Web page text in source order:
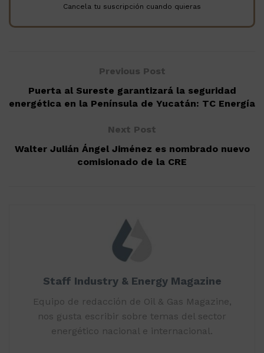
Cancela tu suscripción cuando quieras
Previous Post
Puerta al Sureste garantizará la seguridad
energética en la Península de Yucatán: TC Energía
Next Post
Walter Julián Ángel Jiménez es nombrado nuevo
comisionado de la CRE
Staff Industry & Energy Magazine
Equipo de redacción de Oil & Gas Magazine,
nos gusta escribir sobre temas del sector
energético nacional e internacional.